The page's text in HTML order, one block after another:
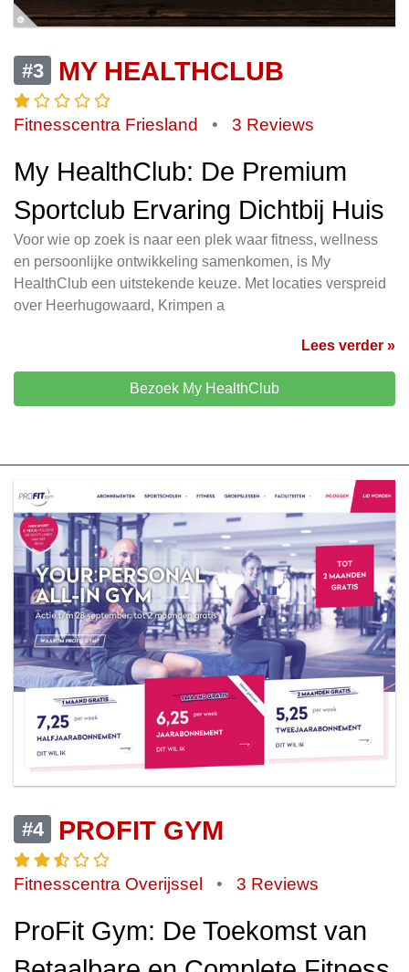
#3 MY HEALTHCLUB
Fitnesscentra Friesland • 3 Reviews
My HealthClub: De Premium
Sportclub Ervaring Dichtbij Huis
Voor wie op zoek is naar een plek waar fitness, wellness
en persoonlijke ontwikkeling samenkomen, is My
HealthClub een uitstekende keuze. Met locaties verspreid
over Heerhugowaard, Krimpen a
Lees verder »
Bezoek My HealthClub
#4 PROFIT GYM
Fitnesscentra Overijssel • 3 Reviews
ProFit Gym: De Toekomst van